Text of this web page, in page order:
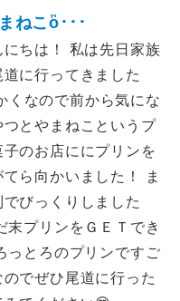
ねこὃ･･･
ちは！ 私は先日家族
に行ってきました
なので前から気にな
つとやまねこというプ
子のお店ににプリンを
ら向かいました！ ま
びっくりしました
末プリンをＧＥＴでき
っとろのプリンですご
のでぜひ尾道に行った